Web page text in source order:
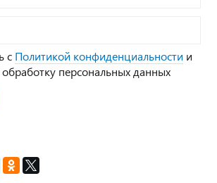
с Политикой конфиденциальности и
персональных данных